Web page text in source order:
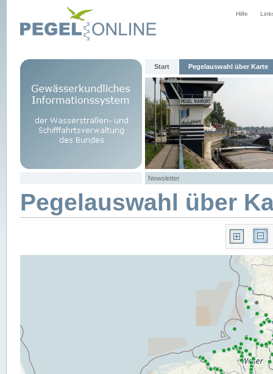
Hilfe
Start Pegelauswahl über Karte
Newsletter
Pegelauswahl über